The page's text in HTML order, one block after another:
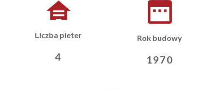
Liczba pieter
4
Rok budowy
1970